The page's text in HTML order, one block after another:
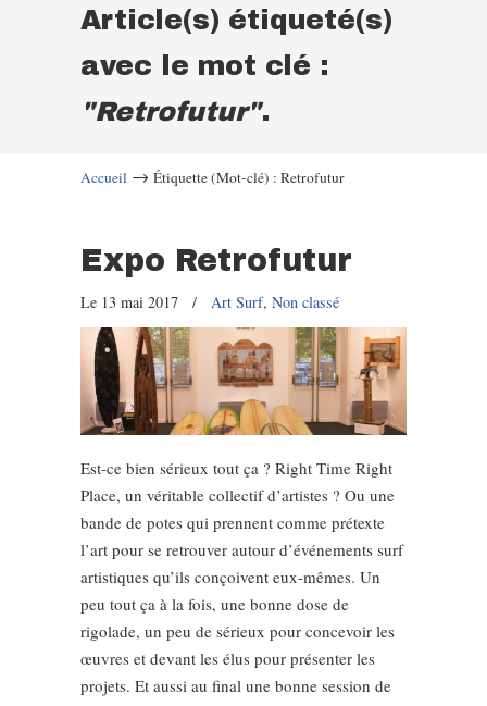
Article(s) étiqueté(s)
avec le mot clé :
"Retrofutur".
Accueil → Étiquette (Mot-clé) : Retrofutur
Expo Retrofutur
Le 13 mai 2017 / Art Surf, Non classé
Est-ce bien sérieux tout ça ? Right Time Right
Place, un véritable collectif d’artistes ? Ou une
bande de potes qui prennent comme prétexte
l’art pour se retrouver autour d’événements surf
artistiques qu’ils conçoivent eux-mêmes. Un
peu tout ça à la fois, une bonne dose de
rigolade, un peu de sérieux pour concevoir les
œuvres et devant les élus pour présenter les
projets. Et aussi au final une bonne session de